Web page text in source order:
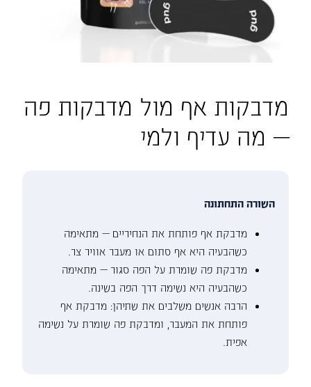
מדבקות אף מול מדבקות פה
— מה עדיף ולמי
השורה התחתונה
מדבקת אף פותחת את הנחיריים — מתאימה
כשהבעיה היא אף סתום או מעבר אוויר צר.
מדבקת פה שומרת על הפה סגור — מתאימה
כשהבעיה היא נשימה דרך הפה בשינה.
הרבה אנשים משלבים את שתיהן: מדבקת אף
פותחת את המעבר, ומדבקת פה שומרת על נשימה
אפית.